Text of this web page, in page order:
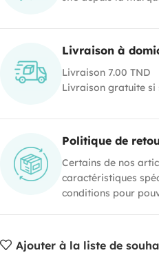
Livraison à
Livraison 7.00 TND
Livraison gratuite si
Politique de
Certains de nos
caractéristiques
conditions pour
Ajouter à la liste de